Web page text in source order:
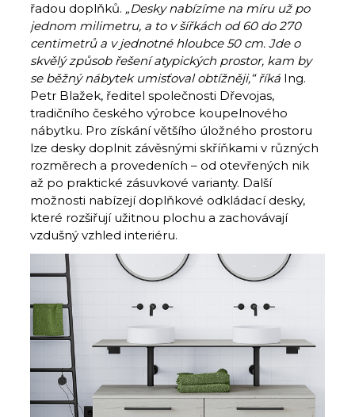
řadou doplňků. „Desky nabízíme na míru už po
jednom milimetru, a to v šířkách od 60 do 270
centimetrů a v jednotné hloubce 50 cm. Jde o
skvělý způsob řešení atypických prostor, kam by
se běžný nábytek umisťoval obtížněji,“ říká Ing.
Petr Blažek, ředitel společnosti Dřevojas,
tradičního českého výrobce koupelnového
nábytku. Pro získání většího úložného prostoru
lze desky doplnit závěsnými skříňkami v různých
rozměrech a provedeních – od otevřených nik
až po praktické zásuvkové varianty. Další
možnosti nabízejí doplňkové odkládací desky,
které rozšiřují užitnou plochu a zachovávají
vzdušný vzhled interiéru.